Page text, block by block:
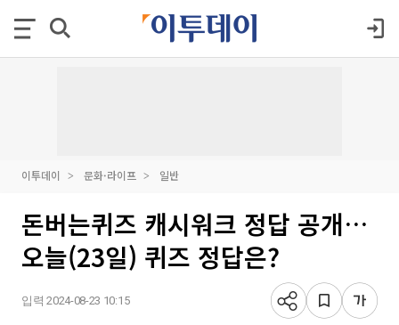
이투데이 문화·라이프 일반
돈버는퀴즈 캐시워크 정답 공개…
오늘(23일) 퀴즈 정답은?
입력 2024-08-23 10:15